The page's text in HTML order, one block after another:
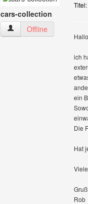
cars-collection
cars-collection Benutzer-
Offline
ich
ein
Die
Hat
Gruß,
Rob